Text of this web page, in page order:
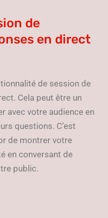
de
en direct
de session de
Cela peut être un
avec votre audience en
questions. C’est
de montrer votre
en conversant de
public.